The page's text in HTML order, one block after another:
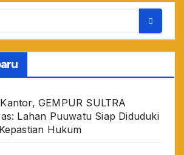
GEMPUR SULTRA
Lahan Puuwatu Siap Diduduki
Hukum